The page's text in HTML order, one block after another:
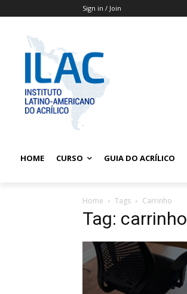
Sign in / Join
HOME CURSO GUIA DO ACRÍLICO
Home Tags Carrinho
Tag: carrinho